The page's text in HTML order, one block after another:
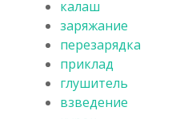
калаш
заряжание
перезарядка
приклад
глушитель
взведение